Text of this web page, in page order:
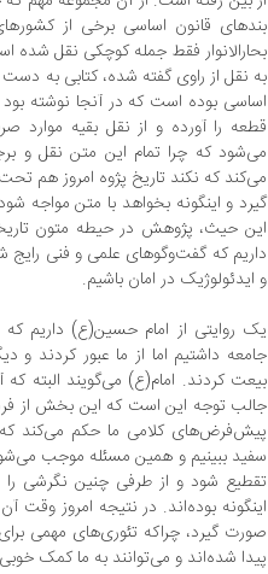
بندهای قانون اساسی برخی از
بحارالانوار فقط جمله کوچکی نقل شده
به نقل از راوی گفته شده، کتابی به
اساسی بوده است که در آنجا نوشته
قطعه را آورده و از نقل بقیه موارد
می‌شود که چرا تمام این متن نقل
می‌کند که نکند تاریخ پژوه امروز هم
گیرد و اینگونه بخواهد با متن مواجه
این حیث، پژوهش در حیطه متون
داریم که گفت‌وگوهای علمی و فنی رایج
و ایدئولوژیک در امان باشیم.
یک روایتی از امام حسین(ع) داریم که
جامعه داشتیم اما از ما عبور کردند و
بیعت کردند. امام(ع) می‌گویند البته که
جالب توجه این است که این بخش از
پیش‌فرض‌های کلامی ما حکم می‌کند
سفید ببینیم و همین مسئله موجب
تقطیع شود و از طرفی چنین نگرشی را
اینگونه بوده‌اند. در نتیجه امروز
صورت گیرد، چراکه تئوری‌های مهمی
پیدا شده‌اند و می‌توانند به ما کمک